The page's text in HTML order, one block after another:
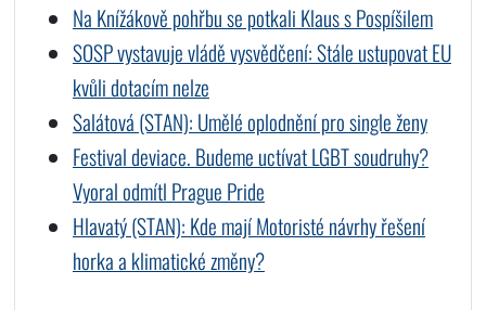
Na Knížákově pohřbu se potkali Klaus s Pospíšilem
SOSP vystavuje vládě vysvědčení: Stále ustupovat EU
kvůli dotacím nelze
Salátová (STAN): Umělé oplodnění pro single ženy
Festival deviace. Budeme uctívat LGBT soudruhy?
Vyoral odmítl Prague Pride
Hlavatý (STAN): Kde mají Motoristé návrhy řešení
horka a klimatické změny?